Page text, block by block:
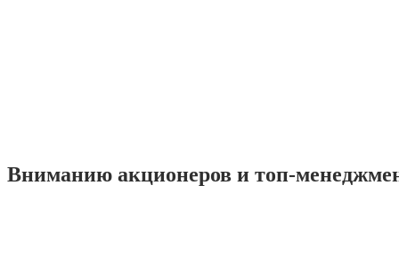
Вниманию акционеров и топ-